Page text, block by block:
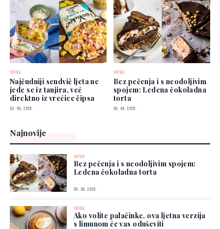
SOFRA
Najčudniji sendvič ljeta ne
jede se iz tanjira, već
direktno iz vrećice čipsa
03. 08. 2026.
SOFRA
Bez pečenja i s neodoljivim
spojem: Ledena čokoladna
torta
05. 08. 2026.
Najnovije
SOFRA
Bez pečenja i s neodoljivim spojem:
Ledena čokoladna torta
05. 08. 2026.
SOFRA
Ako volite palačinke, ova ljetna verzija
s limunom će vas oduševiti